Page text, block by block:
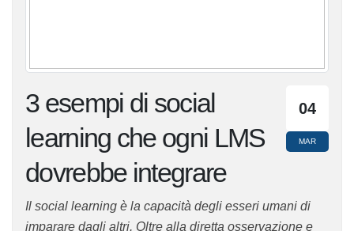
04
MAR
3 esempi di social
learning che ogni
LMS dovrebbe
integrare